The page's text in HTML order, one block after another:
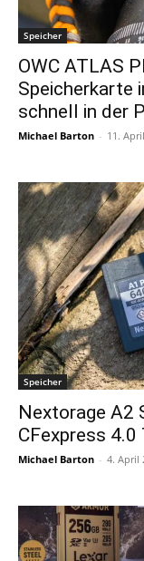
Speicher
OWC ATLAS
Speicherkarte
schnell in der
Michael Barton - 11.
Speicher
Nextorage A2
CFexpress 4.0
Michael Barton - 4. April